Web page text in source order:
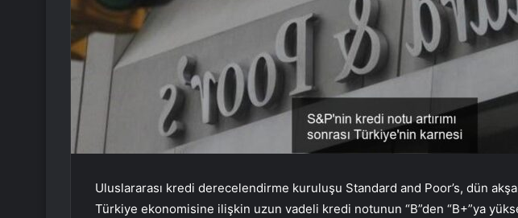
Uluslararası kredi derecelendirme kuruluşu Standard and Poor’s, dün
Türkiye ekonomisine ilişkin uzun vadeli kredi notunun “B”den “B+”ya